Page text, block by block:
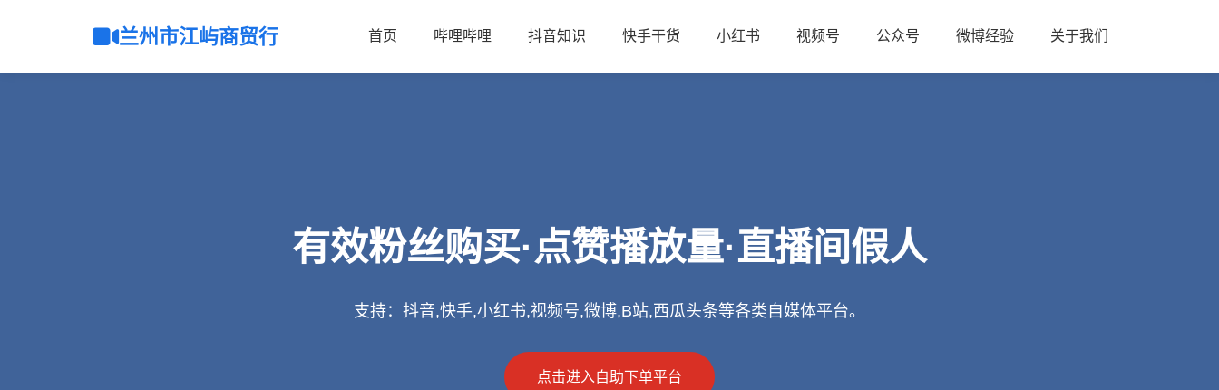
兰州市江屿商贸行 首页 哔哩哔哩 抖音知识 快手干货 小红书 视频号 公众号 微博经验 关于我们
有效粉丝购买·点赞播放量·直播间假人
支持：抖音,快手,小红书,视频号,微博,B站,西瓜头条等各类自媒体平台。
点击进入自助下单平台